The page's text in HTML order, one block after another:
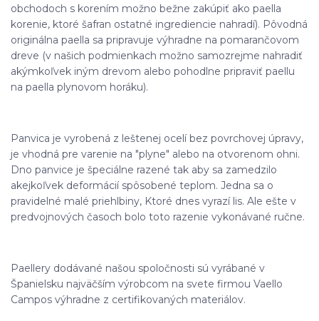
obchodoch s korením možno bežne zakúpiť ako paella
korenie, ktoré šafran ostatné ingrediencie nahradí). Pôvodná
originálna paella sa pripravuje výhradne na pomarančovom
dreve (v našich podmienkach možno samozrejme nahradiť
akýmkoľvek iným drevom alebo pohodlne pripraviť paellu
na paella plynovom horáku).
Panvica je vyrobená z leštenej ocelí bez povrchovej úpravy,
je vhodná pre varenie na "plyne" alebo na otvorenom ohni.
Dno panvice je špeciálne razené tak aby sa zamedzilo
akejkoľvek deformácií spôsobené teplom. Jedna sa o
pravidelné malé priehlbiny, Ktoré dnes vyrazí lis. Ale ešte v
predvojnových časoch bolo toto razenie vykonávané ručne.
Paellery dodávané našou spoločnosti sú vyrábané v
Španielsku najväčším výrobcom na svete firmou Vaello
Campos výhradne z certifikovaných materiálov.